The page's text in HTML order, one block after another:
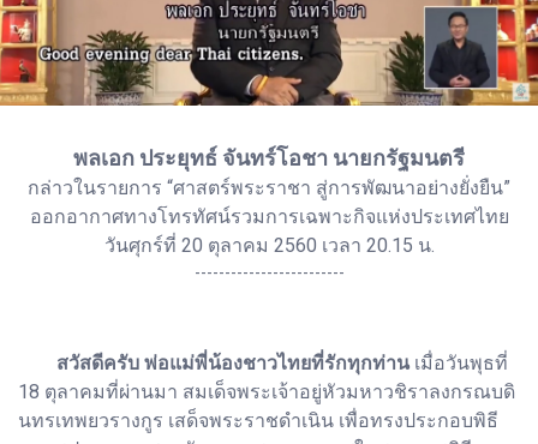
พลเอก ประยุทธ์ จันทร์โอชา นายกรัฐมนตรี
กล่าวในรายการ “ศาสตร์พระราชา สู่การพัฒนาอย่างยั่งยืน”
ออกอากาศทางโทรทัศน์รวมการเฉพาะกิจแห่งประเทศไทย
วันศุกร์ที่ 20 ตุลาคม 2560 เวลา 20.15 น.
-------------------------
สวัสดีครับ พ่อแม่พี่น้องชาวไทยที่รักทุกท่านเมื่อวันพุธที่
18 ตุลาคมที่ผ่านมา สมเด็จพระเจ้าอยู่หัวมหาวชิราลงกรณบดิ
นทรเทพยวรางกูร เสด็จพระราชดำเนิน เพื่อทรงประกอบพิธี